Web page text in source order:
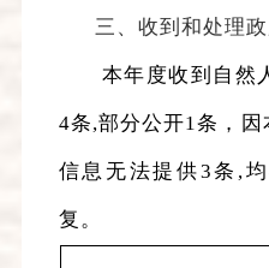
三、收到和处理政
本年度收到自然
4条,部分公开1条，因
信息无法提供3条 ,
复。